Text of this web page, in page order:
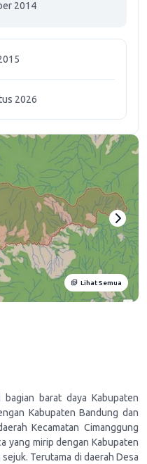
2014
2026
Lihat Semua
barat daya Kabupaten
Kabupaten Bandung dan
Kecamatan Cimanggung
yang mirip dengan Kabupaten
Terutama di daerah Desa